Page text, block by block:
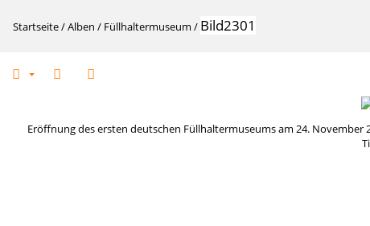
Startseite/Alben / Füllhaltermuseum / Bild2301
Eröffnung des ersten deutschen Füllhaltermuseums am 24.